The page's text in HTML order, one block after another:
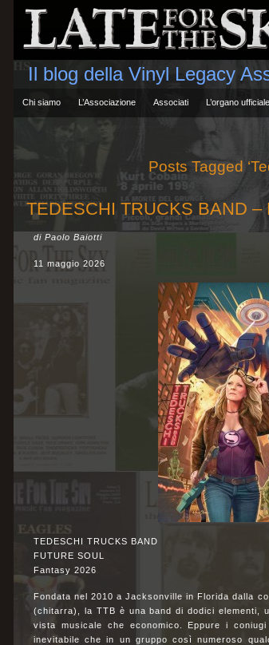
Il blog della Vinyl Legacy
Chi siamo L’Associazione Associati L’organo ufficiale
Posts Tagged
TEDESCHI TRUCKS BAND –
di Paolo Baiotti
11 maggio 2026
TEDESCHI TRUCKS BAND
FUTURE SOUL
Fantasy 2026
Fondata nel 2010 a Jacksonville in Florida dalla
(chitarra), la TTB è una band di dodici elementi,
vista musicale che economico. Eppure i
inevitabile che in un gruppo così numeroso